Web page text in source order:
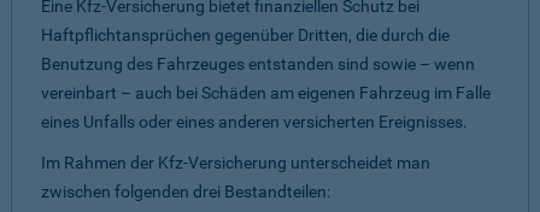
Eine Kfz-Versicherung bietet finanziellen Schutz bei
Haftpflichtansprüchen gegenüber Dritten, die durch die
Benutzung des Fahrzeuges entstanden sind sowie – wenn
vereinbart – auch bei Schäden am eigenen Fahrzeug im Falle
eines Unfalls oder eines anderen versicherten Ereignisses.
Im Rahmen der Kfz-Versicherung unterscheidet man
zwischen folgenden drei Bestandteilen: